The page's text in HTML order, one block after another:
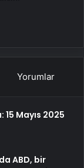
Yorumlar
Mayıs 2025
ABD, bir